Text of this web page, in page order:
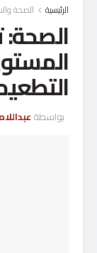
الرئيسية الصحة
بواسطة